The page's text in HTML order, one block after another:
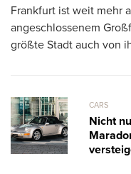
Frankfurt ist weit mehr
angeschlossenem
größte Stadt auch von
CARS
Nicht